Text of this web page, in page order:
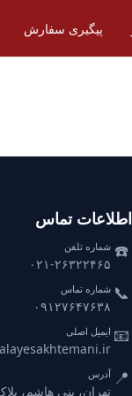
پیگیری سفارش
اطلاعات تماس
☎️ شماره تلفن
۰۲۱-۲۶۳۲۲۴۶۵
📞 شماره تماس
۰۹۱۲۷۶۴۷۶۳۸
📧 ایمیل اصلی
📍 آدرس
تهران، بنی هاشم، پلاک